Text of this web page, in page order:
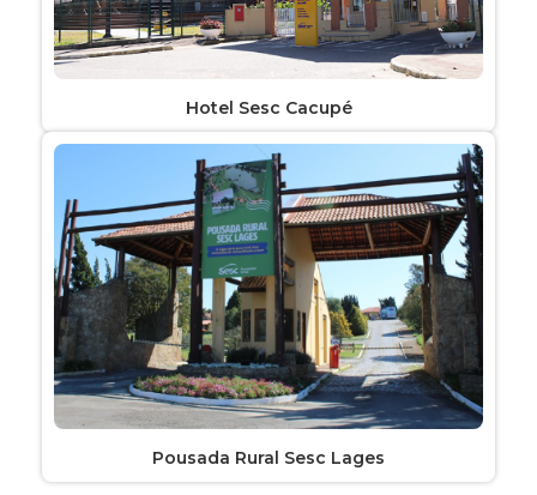
Hotel Sesc Cacupé
Pousada Rural Sesc Lages